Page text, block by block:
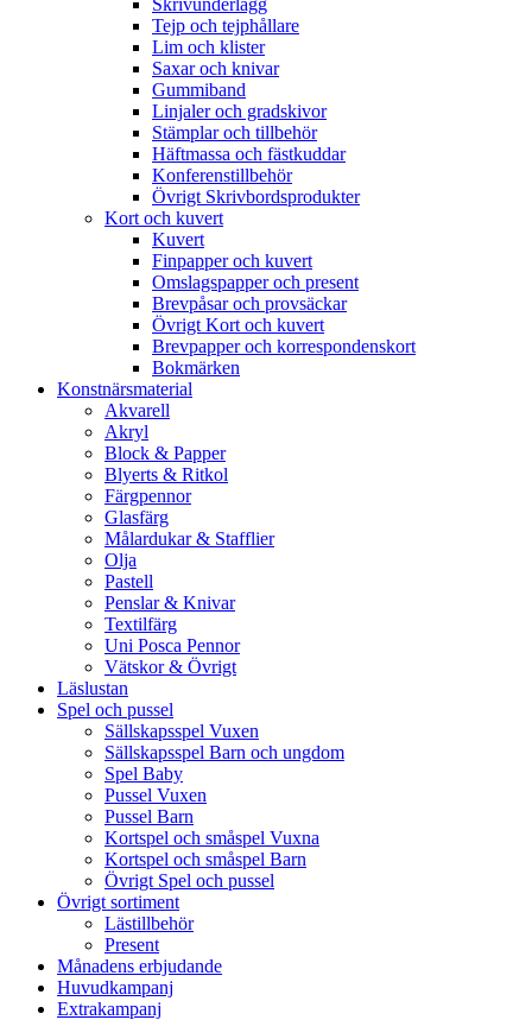
Skrivunderlägg
Tejp och tejphållare
Lim och klister
Saxar och knivar
Gummiband
Linjaler och gradskivor
Stämplar och tillbehör
Häftmassa och fästkuddar
Konferenstillbehör
Övrigt Skrivbordsprodukter
Kort och kuvert
Kuvert
Finpapper och kuvert
Omslagspapper och present
Brevpåsar och provsäckar
Övrigt Kort och kuvert
Brevpapper och korrespondenskort
Bokmärken
Konstnärsmaterial
Akvarell
Akryl
Block & Papper
Blyerts & Ritkol
Färgpennor
Glasfärg
Målardukar & Stafflier
Olja
Pastell
Penslar & Knivar
Textilfärg
Uni Posca Pennor
Vätskor & Övrigt
Läslustan
Spel och pussel
Sällskapsspel Vuxen
Sällskapsspel Barn och ungdom
Spel Baby
Pussel Vuxen
Pussel Barn
Kortspel och småspel Vuxna
Kortspel och småspel Barn
Övrigt Spel och pussel
Övrigt sortiment
Lästillbehör
Present
Månadens erbjudande
Huvudkampanj
Extrakampanj